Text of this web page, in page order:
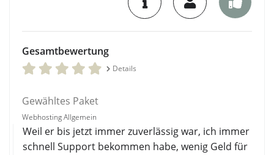
Gesamtbewertung
Details
Gewähltes Paket
Webhosting Allgemein
Weil er bis jetzt immer zuverlässig war, ich immer
schnell Support bekommen habe, wenig Geld für